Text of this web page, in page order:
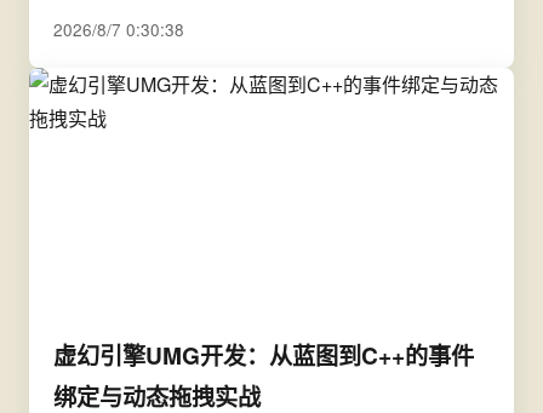
2026/8/7 0:30:38
虚幻引擎UMG开发：从蓝图到C++的事件
绑定与动态拖拽实战